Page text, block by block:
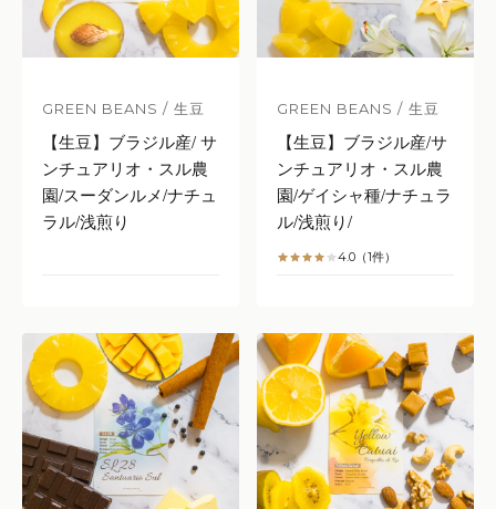
GREEN BEANS / 生豆
【生豆】ブラジル産/ サ
ンチュアリオ・スル農
園/スーダンルメ/ナチュ
ラル/浅煎り
GREEN BEANS / 生豆
【生豆】ブラジル産/サ
ンチュアリオ・スル農
園/ゲイシャ種/ナチュラ
ル/浅煎り/
4.0（1件）